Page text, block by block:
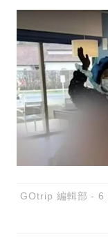
GOtrip 編輯部 6